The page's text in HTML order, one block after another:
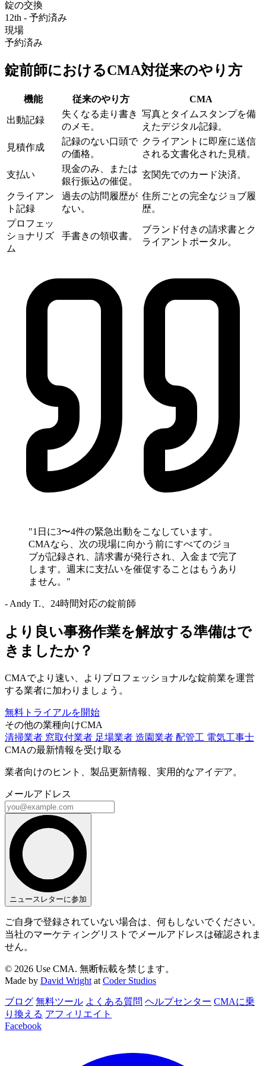
錠の交換
12th - 予約済み
現場
予約済み
錠前師におけるCMA対従来のやり方
機能 従来のやり方 CMA‎
出動記録
失くなる走り書き
のメモ。
写真とタイムスタンプを備
えたデジタル記録。
見積作成
記録のない口頭で
の価格。
クライアントに即座に送信
される文書化された見積。
支払い
現金のみ、または
銀行振込の催促。
玄関先でのカード決済。
クライアン
ト記録
過去の訪問履歴が
ない。
住所ごとの完全なジョブ履
歴。
プロフェッ
ショナリズ
ム
手書きの領収書。
ブランド付きの請求書とク
ライアントポータル。
"1日に3〜4件の緊急出動をこなしています。
CMAなら、次の現場に向かう前にすべてのジョ
ブが記録され、請求書が発行され、入金まで完了
します。週末に支払いを催促することはもうあり
ません。"
- Andy T.、24時間対応の錠前師
より良い事務作業を解放する準備はで
きましたか？
CMAでより速い、よりプロフェッショナルな錠前業を運営
する業者に加わりましょう。
無料トライアルを開始
その他の業種向けCMA
清掃業者 窓取付業者 足場業者 造園業者 配管工 電気工事士
CMAの最新情報を受け取る
業者向けのヒント、製品更新情報、実用的なアイデア。
メールアドレス
ニュースレターに参加
ご自身で登録されていない場合は、何もしないでください。
当社のマーケティングリストでメールアドレスは確認されま
せん。
© 2026 Use CMA. 無断転載を禁じます。
Made by David Wright at Coder Studios
ブログ 無料ツール よくある質問 ヘルプセンター CMAに乗
り換える アフィリエイト
Facebook